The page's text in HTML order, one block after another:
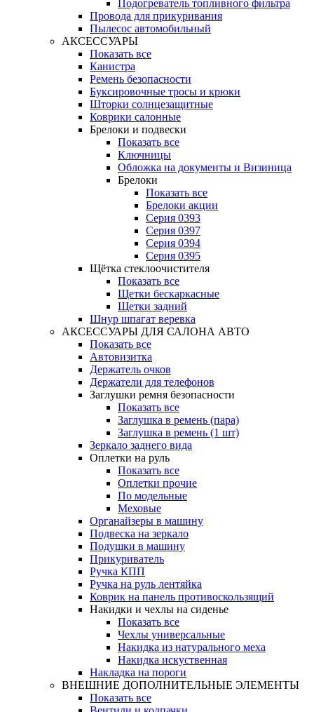
Подогреватель топливного фильтра
Провода для прикуривания
Пылесос автомобильный
АКСЕССУАРЫ
Показать все
Канистра
Ремень безопасности
Буксировочные тросы и крюки
Шторки солнцезащитные
Коврики салонные
Брелоки и подвески
Показать все
Ключницы
Обложка на документы и Визиница
Брелоки
Показать все
Брелоки акции
Серия 0393
Серия 0397
Серия 0394
Серия 0395
Щётка стеклоочистителя
Показать все
Щетки бескаркасные
Щетки задний
Шнур шпагат веревка
АКСЕССУАРЫ ДЛЯ САЛОНА АВТО
Показать все
Автовизитка
Держатель очков
Держатели для телефонов
Заглушки ремня безопасности
Показать все
Заглушка в ремень (пара)
Заглушка в ремень (1 шт)
Зеркало заднего вида
Оплетки на руль
Показать все
Оплетки прочиe
По модельные
Меховые
Органайзеры в машину
Подвеска на зеркало
Подушки в машину
Прикуриватель
Ручка КПП
Ручка на руль лентяйка
Коврик на панель противоскользящий
Накидки и чехлы на сиденье
Показать все
Чехлы универсальные
Накидка из натурального меха
Накидка искуственная
Накладка на пороги
ВНЕШНИЕ ДОПОЛНИТЕЛЬНЫЕ ЭЛЕМЕНТЫ
Показать все